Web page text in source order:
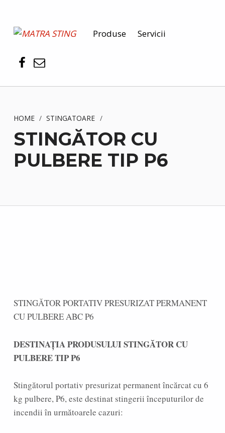
MATRA STING Produse Servicii
HOME / STINGATOARE /
STINGĂTOR CU
PULBERE TIP P6
STINGĂTOR PORTATIV PRESURIZAT PERMANENT
CU PULBERE ABC P6
DESTINAȚIA PRODUSULUI STINGĂTOR CU
PULBERE TIP P6
Stingătorul portativ presurizat permanent încărcat cu 6
kg pulbere, P6, este destinat stingerii începuturilor de
incendii în următoarele cazuri: